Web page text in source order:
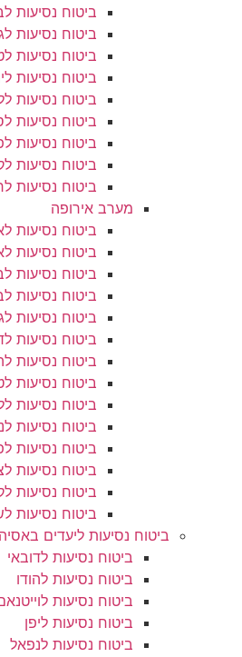
ביטוח נסיעות
ביטוח נסיעות
ביטוח נסיעות
ביטוח נסיעות
ביטוח נסיעות
ביטוח נסיעות
ביטוח נסיעות
ביטוח נסיעות
ביטוח נסיעות
מערב אירופה
ביטוח נסיעות
ביטוח נסיעות
ביטוח נסיעות
ביטוח נסיעות
ביטוח נסיעות
ביטוח נסיעות
ביטוח נסיעות
ביטוח נסיעות
ביטוח נסיעות
ביטוח נסיעות
ביטוח נסיעות
ביטוח נסיעות
ביטוח נסיעות
ביטוח נסיעות
ביטוח נסיעות ליעדים באסיה
ביטוח נסיעות לדובאי
ביטוח נסיעות להודו
ביטוח נסיעות
ביטוח נסיעות ליפן
ביטוח נסיעות לנפאל